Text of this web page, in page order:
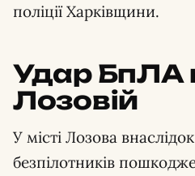
поліції Харківщини.
Удар БпЛА
Лозовій
У місті Лозова
безпілотників